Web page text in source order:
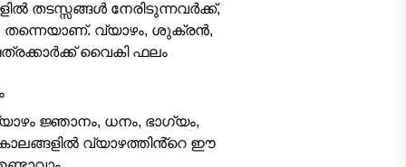
തടസ്സങ്ങൾ നേരിടുന്നവർക്ക്,
തന്നെയാണ്. വ്യാഴം, ശുക്രൻ,
വൈകി ഫലം
ജ്ഞാനം, ധനം, ഭാഗ്യം,
വ്യാഴത്തിൻ്റെ ഈ